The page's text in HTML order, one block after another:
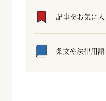
記事をお気に
条文や法律用